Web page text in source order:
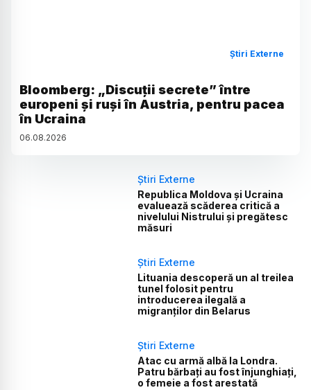
Știri Externe
Bloomberg: „Discuții secrete” între
europeni și ruși în Austria, pentru pacea
în Ucraina
06.08.2026
Știri Externe
Republica Moldova și Ucraina
evaluează scăderea critică a
nivelului Nistrului și pregătesc
măsuri
Știri Externe
Lituania descoperă un al treilea
tunel folosit pentru
introducerea ilegală a
migranților din Belarus
Știri Externe
Atac cu armă albă la Londra.
Patru bărbați au fost înjunghiați,
o femeie a fost arestată